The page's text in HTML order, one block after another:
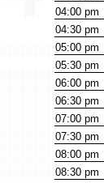
04:00pm
04:30pm
05:00pm
05:30pm
06:00pm
06:30pm
07:00pm
07:30pm
08:00pm
08:30pm